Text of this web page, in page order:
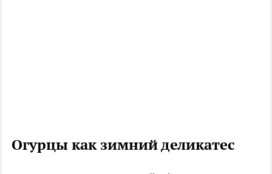
Огурцы как зимний деликатес